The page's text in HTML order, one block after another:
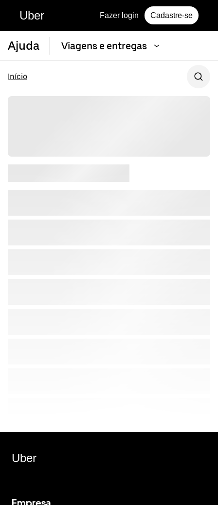
Uber Fazer login Cadastre-se
Ajuda Viagens e entregas
Início
Uber